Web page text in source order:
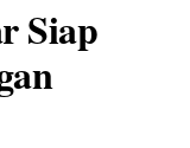
Siap